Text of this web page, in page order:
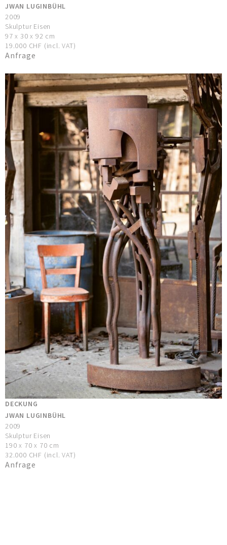
JWAN LUGINBÜHL
2009
Skulptur Eisen
97 x 30 x 92 cm
19.000 CHF (incl. VAT)
Anfrage
DECKUNG
JWAN LUGINBÜHL
2009
Skulptur Eisen
190 x 70 x 70 cm
32.000 CHF (incl. VAT)
Anfrage